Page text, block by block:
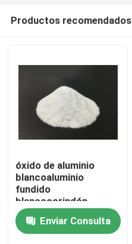
Productos
Sobre nosotros
Productos recomendados
óxido de aluminio
blancoaluminio
fundido
blancocorindón
blancoabrasivo grano
de óxido de aluminio
blanco
Enviar Consulta